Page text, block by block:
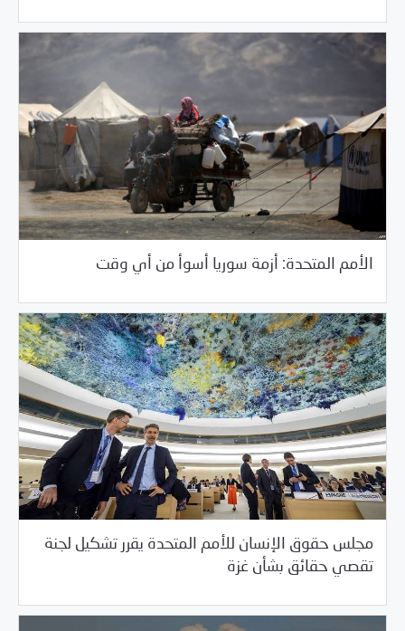
الأمم المتحدة: أزمة سوريا أسوأ من أي وقت
مجلس حقوق الإنسان للأمم المتحدة يقرر تشكيل لجنة
تقصي حقائق بشأن غزة
05/29/2018 السلطة الخامسة/خبر بارز